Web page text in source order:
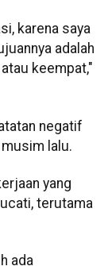
karena saya
adalah
keempat,"
negatif
lalu.
yang
terutama
ada